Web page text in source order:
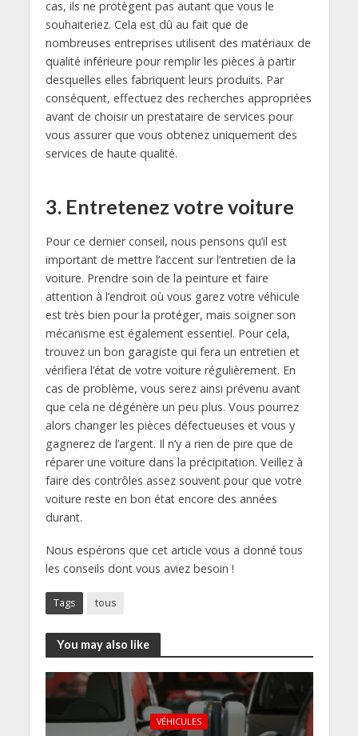
cas, ils ne protègent pas autant que vous le
souhaiteriez. Cela est dû au fait que de
nombreuses entreprises utilisent des matériaux de
qualité inférieure pour remplir les pièces à partir
desquelles elles fabriquent leurs produits. Par
conséquent, effectuez des recherches appropriées
avant de choisir un prestataire de services pour
vous assurer que vous obtenez uniquement des
services de haute qualité.
3. Entretenez votre voiture
Pour ce dernier conseil, nous pensons qu’il est
important de mettre l’accent sur l’entretien de la
voiture. Prendre soin de la peinture et faire
attention à l’endroit où vous garez votre véhicule
est très bien pour la protéger, mais soigner son
mécanisme est également essentiel. Pour cela,
trouvez un bon garagiste qui fera un entretien et
vérifiera l’état de votre voiture régulièrement. En
cas de problème, vous serez ainsi prévenu avant
que cela ne dégénère un peu plus. Vous pourrez
alors changer les pièces défectueuses et vous y
gagnerez de l’argent. Il n’y a rien de pire que de
réparer une voiture dans la précipitation. Veillez à
faire des contrôles assez souvent pour que votre
voiture reste en bon état encore des années
durant.
Nous espérons que cet article vous a donné tous
les conseils dont vous aviez besoin !
Tags tous
You may also like
VÉHICULES